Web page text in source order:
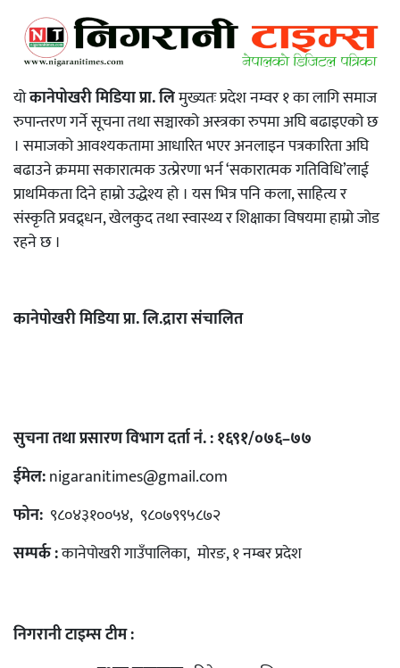
योकानेपोखरी मिडिया प्रा. लिमुख्यतः प्रदेश नम्वर १ का लागि समाज
रुपान्तरण गर्ने सूचना तथा सञ्चारको अस्त्रका रुपमा अघि बढाइएको छ
। समाजको आवश्यकतामा आधारित भएर अनलाइन पत्रकारिता अघि
बढाउने क्रममा सकारात्मक उत्प्रेरणा भर्न ‘सकारात्मक गतिविधि’लाई
प्राथमिकता दिने हाम्रो उद्धेश्य हो । यस भित्र पनि कला, साहित्य र
संस्कृति प्रवद्र्धन, खेलकुद तथा स्वास्थ्य र शिक्षाका विषयमा हाम्रो जोड
रहने छ ।
कानेपोखरी मिडिया प्रा. लि.द्रारा संचालित
सुचना तथा प्रसारण विभाग दर्ता नं. : १६९१/०७६–७७
ईमेल:nigaranitimes@gmail.com
फोन: ९८०४३१००५४, ९८०७९९५८७२
सम्पर्क :कानेपोखरी गाउँपालिका, मोरङ, १ नम्बर प्रदेश
निगरानी टाइम्स टीम :